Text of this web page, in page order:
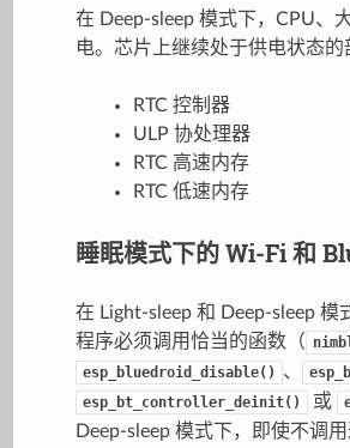
在 Deep-sleep 模式下，CPU、
电。芯片上继续处于供电状态的
RTC 控制器
ULP 协处理器
RTC 高速内存
RTC 低速内存
睡眠模式下的 Wi-Fi 和
在 Light-sleep 和 Deep-sleep
程序必须调用恰当的函数（
esp_bluedroid_disable() 、
esp_bt_controller_deinit() 或
Deep-sleep 模式下，即使不调